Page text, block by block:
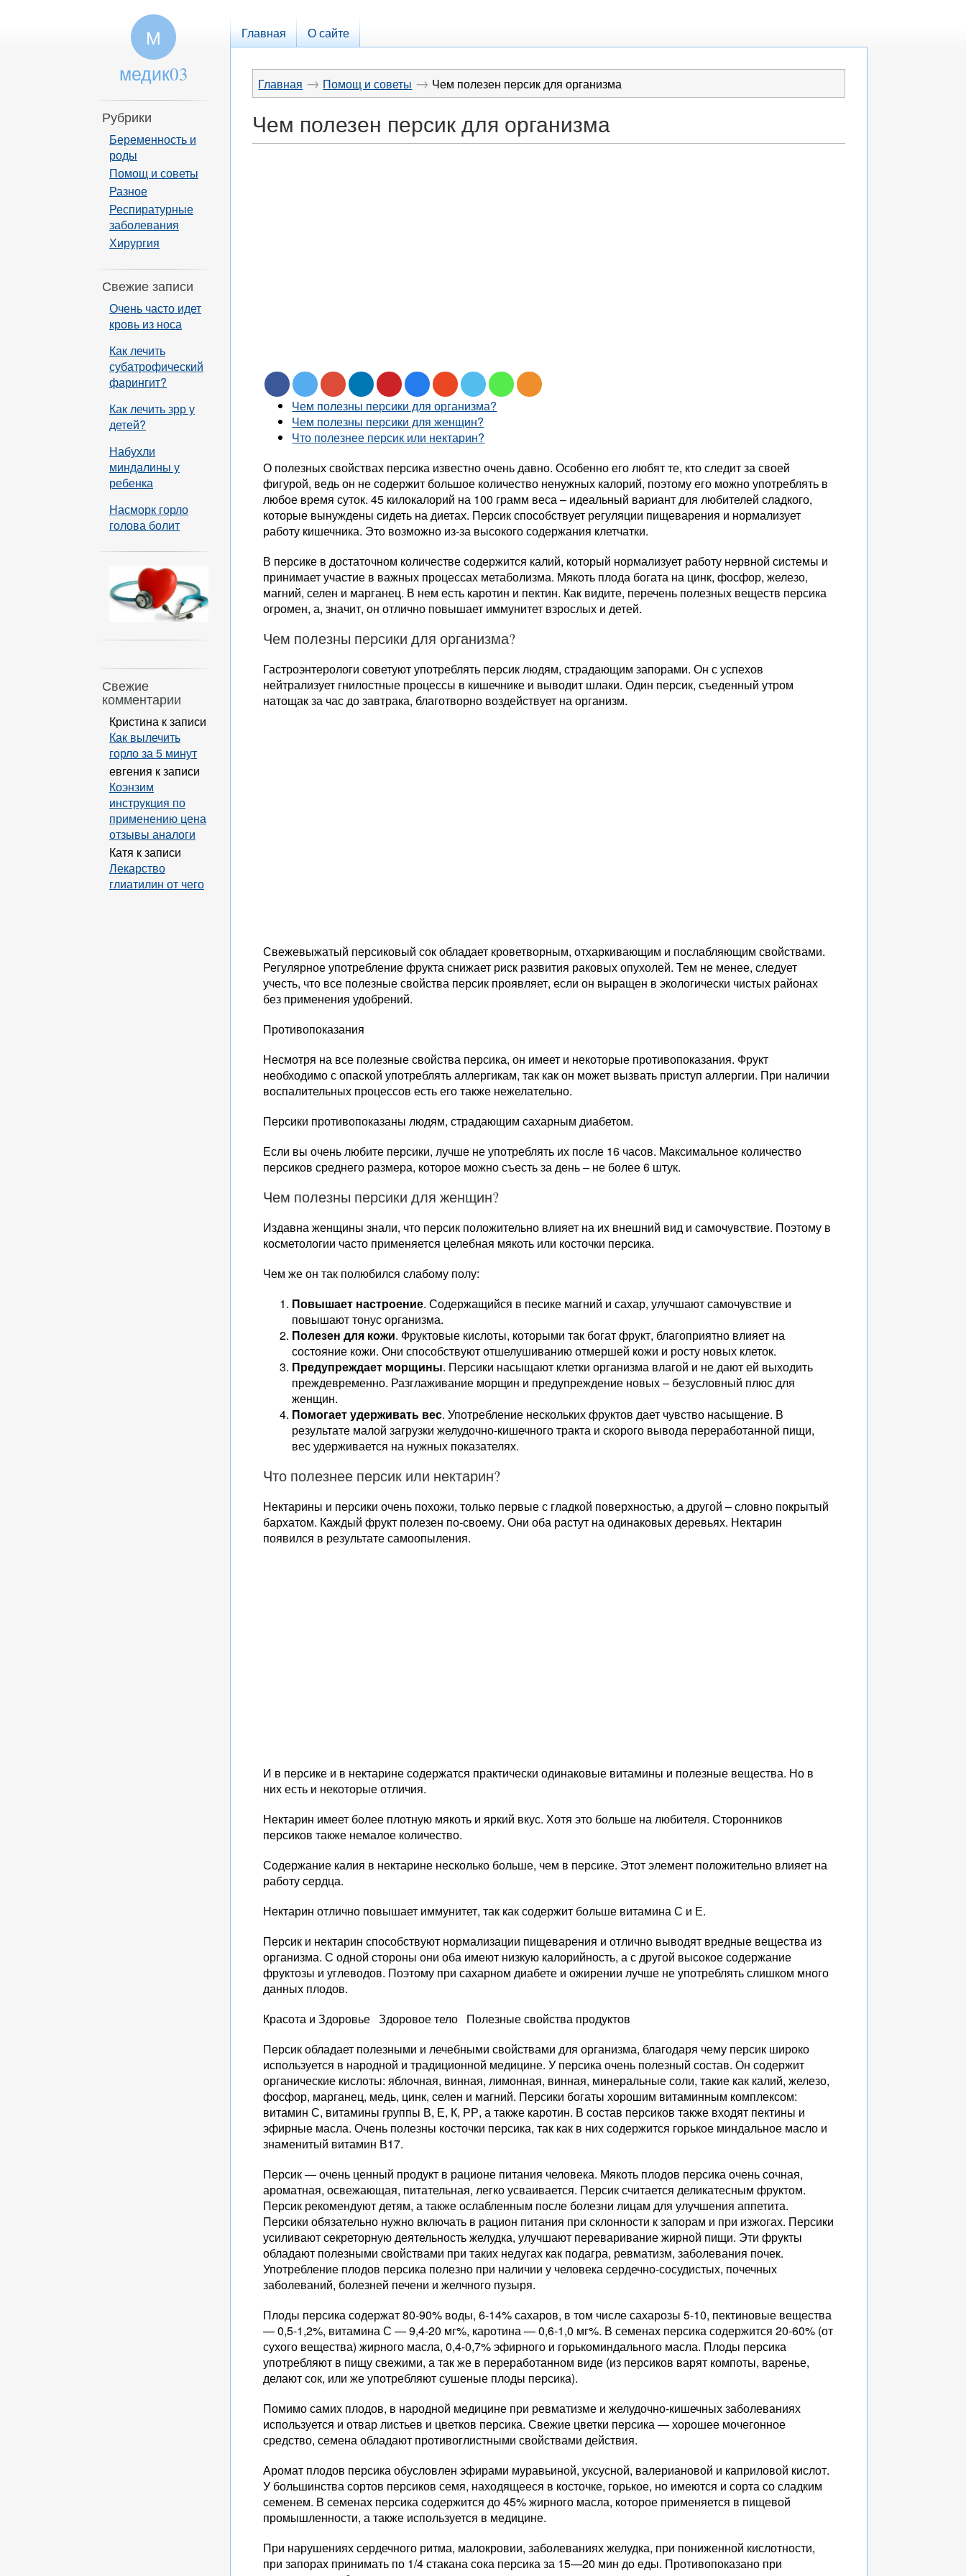
Главная О сайте
Главная → Помощ и советы → Чем полезен персик для организма
Чем полезен персик для организма
Чем полезны персики для организма?
Чем полезны персики для женщин?
Что полезнее персик или нектарин?
О полезных свойствах персика известно очень давно. Особенно его любят те, кто следит за своей
фигурой, ведь он не содержит большое количество ненужных калорий, поэтому его можно употреблять в
любое время суток. 45 килокалорий на 100 грамм веса – идеальный вариант для любителей сладкого,
которые вынуждены сидеть на диетах. Персик способствует регуляции пищеварения и нормализует
работу кишечника. Это возможно из-за высокого содержания клетчатки.
В персике в достаточном количестве содержится калий, который нормализует работу нервной системы и
принимает участие в важных процессах метаболизма. Мякоть плода богата на цинк, фосфор, железо,
магний, селен и марганец. В нем есть каротин и пектин. Как видите, перечень полезных веществ персика
огромен, а, значит, он отлично повышает иммунитет взрослых и детей.
Чем полезны персики для организма?
Гастроэнтерологи советуют употреблять персик людям, страдающим запорами. Он с успехов
нейтрализует гнилостные процессы в кишечнике и выводит шлаки. Один персик, съеденный утром
натощак за час до завтрака, благотворно воздействует на организм.
Свежевыжатый персиковый сок обладает кроветворным, отхаркивающим и послабляющим свойствами.
Регулярное употребление фрукта снижает риск развития раковых опухолей. Тем не менее, следует
учесть, что все полезные свойства персик проявляет, если он выращен в экологически чистых районах
без применения удобрений.
Противопоказания
Несмотря на все полезные свойства персика, он имеет и некоторые противопоказания. Фрукт
необходимо с опаской употреблять аллергикам, так как он может вызвать приступ аллергии. При наличии
воспалительных процессов есть его также нежелательно.
Персики противопоказаны людям, страдающим сахарным диабетом.
Если вы очень любите персики, лучше не употреблять их после 16 часов. Максимальное количество
персиков среднего размера, которое можно съесть за день – не более 6 штук.
Чем полезны персики для женщин?
Издавна женщины знали, что персик положительно влияет на их внешний вид и самочувствие. Поэтому в
косметологии часто применяется целебная мякоть или косточки персика.
Чем же он так полюбился слабому полу:
Повышает настроение. Содержащийся в песике магний и сахар, улучшают самочувствие и
повышают тонус организма.
Полезен для кожи. Фруктовые кислоты, которыми так богат фрукт, благоприятно влияет на
состояние кожи. Они способствуют отшелушиванию отмершей кожи и росту новых клеток.
Предупреждает морщины. Персики насыщают клетки организма влагой и не дают ей выходить
преждевременно. Разглаживание морщин и предупреждение новых – безусловный плюс для
женщин.
Помогает удерживать вес. Употребление нескольких фруктов дает чувство насыщение. В
результате малой загрузки желудочно-кишечного тракта и скорого вывода переработанной пищи,
вес удерживается на нужных показателях.
Что полезнее персик или нектарин?
Нектарины и персики очень похожи, только первые с гладкой поверхностью, а другой – словно покрытый
бархатом. Каждый фрукт полезен по-своему. Они оба растут на одинаковых деревьях. Нектарин
появился в результате самоопыления.
И в персике и в нектарине содержатся практически одинаковые витамины и полезные вещества. Но в
них есть и некоторые отличия.
Нектарин имеет более плотную мякоть и яркий вкус. Хотя это больше на любителя. Сторонников
персиков также немалое количество.
Содержание калия в нектарине несколько больше, чем в персике. Этот элемент положительно влияет на
работу сердца.
Нектарин отлично повышает иммунитет, так как содержит больше витамина С и Е.
Персик и нектарин способствуют нормализации пищеварения и отлично выводят вредные вещества из
организма. С одной стороны они оба имеют низкую калорийность, а с другой высокое содержание
фруктозы и углеводов. Поэтому при сахарном диабете и ожирении лучше не употреблять слишком много
данных плодов.
Красота и Здоровье Здоровое тело Полезные свойства продуктов
Персик обладает полезными и лечебными свойствами для организма, благодаря чему персик широко
используется в народной и традиционной медицине. У персика очень полезный состав. Он содержит
органические кислоты: яблочная, винная, лимонная, винная, минеральные соли, такие как калий, железо,
фосфор, марганец, медь, цинк, селен и магний. Персики богаты хорошим витаминным комплексом:
витамин С, витамины группы В, Е, К, РР, а также каротин. В состав персиков также входят пектины и
эфирные масла. Очень полезны косточки персика, так как в них содержится горькое миндальное масло и
знаменитый витамин В17.
Персик — очень ценный продукт в рационе питания человека. Мякоть плодов персика очень сочная,
ароматная, освежающая, питательная, легко усваивается. Персик считается деликатесным фруктом.
Персик рекомендуют детям, а также ослабленным после болезни лицам для улучшения аппетита.
Персики обязательно нужно включать в рацион питания при склонности к запорам и при изжогах. Персики
усиливают секреторную деятельность желудка, улучшают переваривание жирной пищи. Эти фрукты
обладают полезными свойствами при таких недугах как подагра, ревматизм, заболевания почек.
Употребление плодов персика полезно при наличии у человека сердечно-сосудистых, почечных
заболеваний, болезней печени и желчного пузыря.
Плоды персика содержат 80-90% воды, 6-14% сахаров, в том числе сахарозы 5-10, пектиновые вещества
— 0,5-1,2%, витамина С — 9,4-20 мг%, каротина — 0,6-1,0 мг%. В семенах персика содержится 20-60% (от
сухого вещества) жирного масла, 0,4-0,7% эфирного и горькоминдального масла. Плоды персика
употребляют в пищу свежими, а так же в переработанном виде (из персиков варят компоты, варенье,
делают сок, или же употребляют сушеные плоды персика).
Помимо самих плодов, в народной медицине при ревматизме и желудочно-кишечных заболеваниях
используется и отвар листьев и цветков персика. Свежие цветки персика — хорошее мочегонное
средство, семена обладают противоглистными свойствами действия.
Аромат плодов персика обусловлен эфирами муравьиной, уксусной, валериановой и каприловой кислот.
У большинства сортов персиков семя, находящееся в косточке, горькое, но имеются и сорта со сладким
семенем. В семенах персика содержится до 45% жирного масла, которое применяется в пищевой
промышленности, а также используется в медицине.
При нарушениях сердечного ритма, малокровии, заболеваниях желудка, при пониженной кислотности,
при запорах принимать по 1/4 стакана сока персика за 15—20 мин до еды. Противопоказано при
М
медик03
Рубрики
Беременность и
роды
Помощ и советы
Разное
Респиратурные
заболевания
Хирургия
Свежие записи
Очень часто идет
кровь из носа
Как лечить
субатрофический
фарингит?
Как лечить зрр у
детей?
Набухли
миндалины у
ребенка
Насморк горло
голова болит
Свежие
комментарии
Кристина к записи
Как вылечить
горло за 5 минут
евгения к записи
Коэнзим
инструкция по
применению цена
отзывы аналоги
Катя к записи
Лекарство
глиатилин от чего